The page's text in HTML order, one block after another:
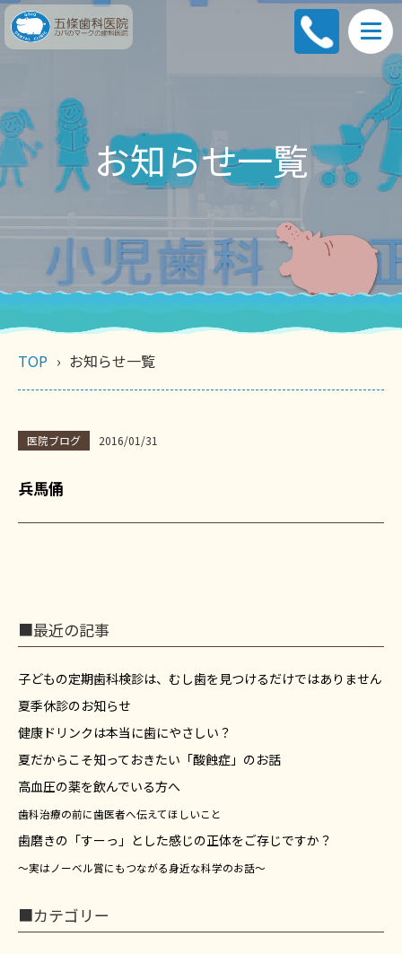
お知らせ一覧
TOP お知らせ一覧
医院ブログ 2016/01/31
兵馬俑
■最近の記事
子どもの定期歯科検診は、むし歯を見つけるだけではありません
夏季休診のお知らせ
健康ドリンクは本当に歯にやさしい？
夏だからこそ知っておきたい「酸蝕症」のお話
高血圧の薬を飲んでいる方へ
歯科治療の前に歯医者へ伝えてほしいこと
歯磨きの「すーっ」とした感じの正体をご存じですか？
～実はノーベル賞にもつながる身近な科学のお話～
■カテゴリー